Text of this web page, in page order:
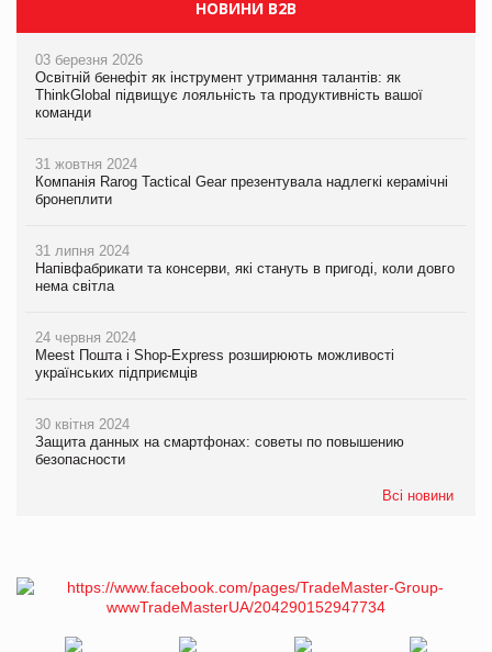
НОВИНИ B2B
03 березня 2026
Освітній бенефіт як інструмент утримання талантів: як
ThinkGlobal підвищує лояльність та продуктивність вашої
команди
31 жовтня 2024
Компанія Rarog Tactical Gear презентувала надлегкі керамічні
бронеплити
31 липня 2024
Напівфабрикати та консерви, які стануть в пригоді, коли довго
нема світла
24 червня 2024
Meest Пошта і Shop-Express розширюють можливості
українських підприємців
30 квітня 2024
Защита данных на смартфонах: советы по повышению
безопасности
Всі новини